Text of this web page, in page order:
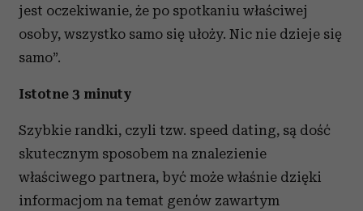
jest oczekiwanie, że po spotkaniu właściwej
osoby, wszystko samo się ułoży. Nic nie dzieje się
samo”.
Istotne 3 minuty
Szybkie randki, czyli tzw. speed dating, są dość
skutecznym sposobem na znalezienie
właściwego partnera, być może właśnie dzięki
informacjom na temat genów zawartym